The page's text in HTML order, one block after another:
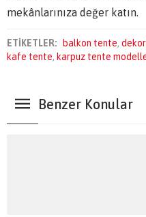
mekânlarınıza değer katın.
ETİKETLER: balkon tente,
kafe tente, karpuz tente
Benzer Konular